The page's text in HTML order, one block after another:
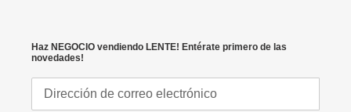
Haz NEGOCIO vendiendo LENTE! Entérate primero de las
novedades!